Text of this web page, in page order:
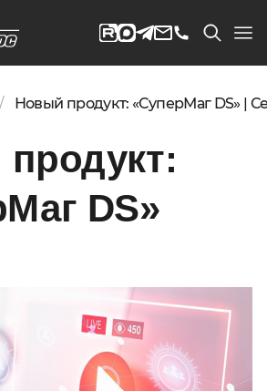
Новый продукт: «СуперМаг DS» |
DS»